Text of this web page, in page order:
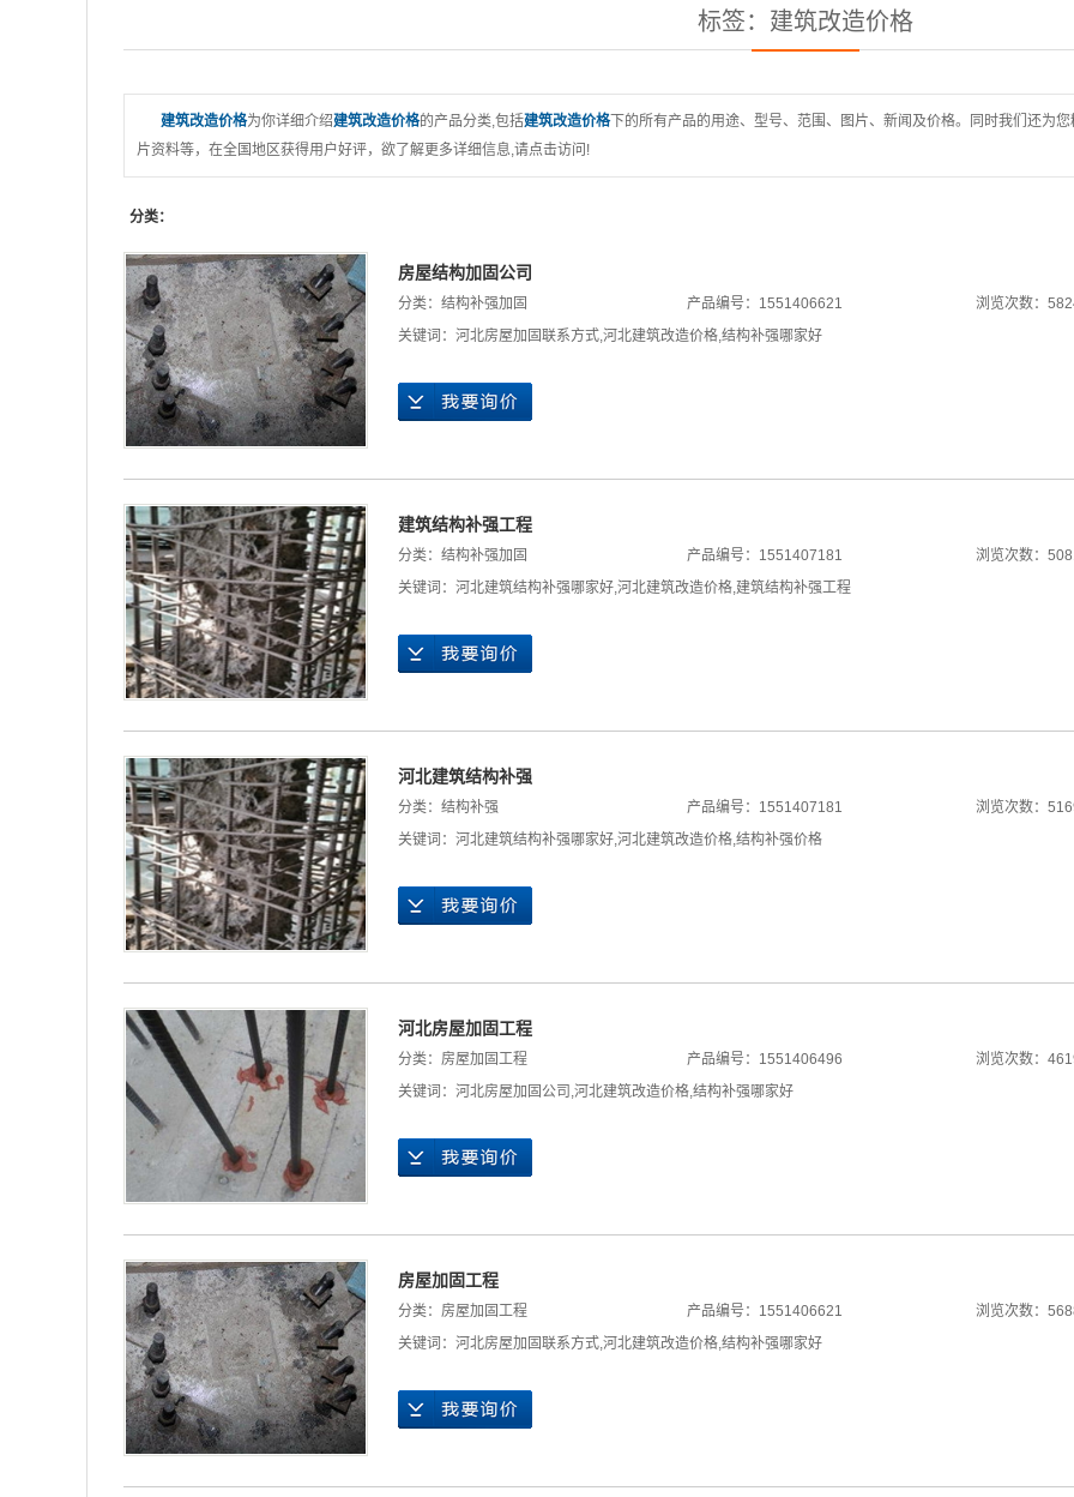
标签：建筑改造价格
建筑改造价格为你详细介绍建筑改造价格的产品分类,包括建筑改造价格下的所有产品的用途、型号、范围、图片、新闻及价格。同时我们还为您
片资料等，在全国地区获得用户好评，欲了解更多详细信息,请点击访问!
分类：
房屋结构加固公司
分类： 结构补强加固 产品编号：1551406621
浏览次数：
关键词： 河北房屋加固联系方式,河北建筑改造价格,结构补强哪家好
建筑结构补强工程
分类： 结构补强加固 产品编号：1551407181
浏览次数：
关键词： 河北建筑结构补强哪家好,河北建筑改造价格,建筑结构补强工程
河北建筑结构补强
分类： 结构补强 产品编号：1551407181
浏览次数：
关键词： 河北建筑结构补强哪家好,河北建筑改造价格,结构补强价格
河北房屋加固工程
分类： 房屋加固工程 产品编号：1551406496
浏览次数：
关键词： 河北房屋加固公司 ,河北建筑改造价格,结构补强哪家好
房屋加固工程
分类： 房屋加固工程 产品编号：1551406621
浏览次数：
关键词： 河北房屋加固联系方式,河北建筑改造价格,结构补强哪家好